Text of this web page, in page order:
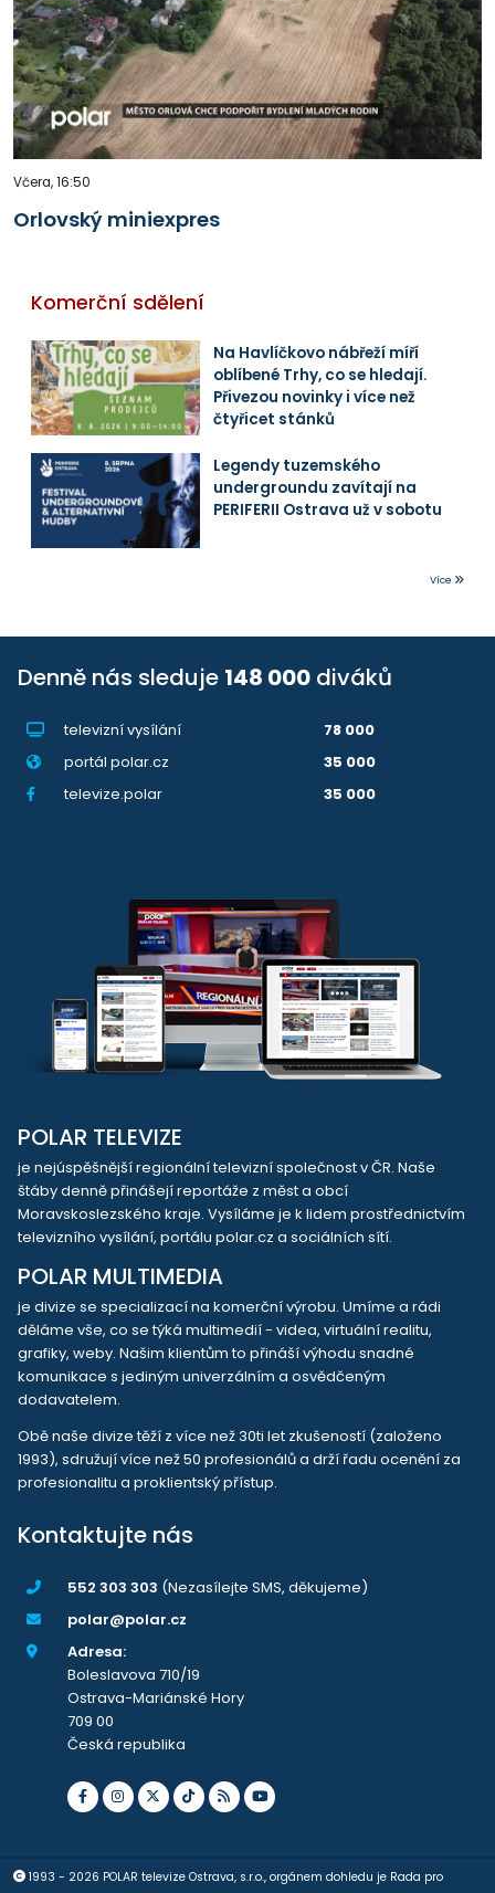
Včera, 16:50
Orlovský miniexpres
Komerční sdělení
Na Havlíčkovo nábřeží míří
oblíbené Trhy, co se hledají.
Přivezou novinky i více než
čtyřicet stánků
Legendy tuzemského
undergroundu zavítají na
PERIFERII Ostrava už v sobotu
Více
Denně nás sleduje 148 000 diváků
televizní vysílání
78 000
portál polar.cz
35 000
televize.polar
35 000
POLAR TELEVIZE
je nejúspěšnější regionální televizní společnost v ČR. Naše
štáby denně přinášejí reportáže z měst a obcí
Moravskoslezského kraje. Vysíláme je k lidem prostřednictvím
televizního vysílání, portálu polar.cz a sociálních sítí.
POLAR MULTIMEDIA
je divize se specializací na komerční výrobu. Umíme a rádi
děláme vše, co se týká multimedií - videa, virtuální realitu,
grafiky, weby. Našim klientům to přináší výhodu snadné
komunikace s jediným univerzálním a osvědčeným
dodavatelem.
Obě naše divize těží z více než 30ti let zkušeností (založeno
1993), sdružují více než 50 profesionálů a drží řadu ocenění za
profesionalitu a proklientský přístup.
Kontaktujte nás
552 303 303 (Nezasílejte SMS, děkujeme)
polar@polar.cz
Adresa:
Boleslavova 710/19
Ostrava-Mariánské Hory
709 00
Česká republika
1993 - 2026 POLAR televize Ostrava, s.r.o., orgánem dohledu je Rada pro